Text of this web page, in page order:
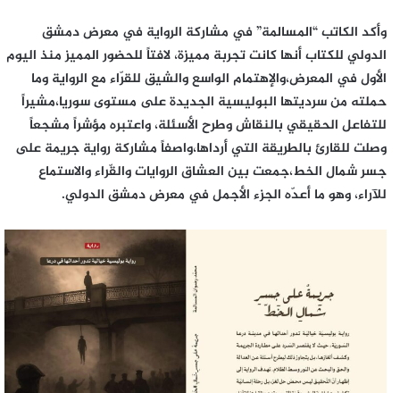
وأكد الكاتب “المسالمة” في مشاركة الرواية في معرض دمشق
الدولي للكتاب أنها كانت تجربة مميزة، لافتاً للحضور المميز منذ اليوم
الأول في المعرض،والإهتمام الواسع والشيق للقرّاء مع الرواية وما
حملته من سرديتها البوليسية الجديدة على مستوى سوريا،مشيراً
للتفاعل الحقيقي بالنقاش وطرح الأسئلة، واعتبره مؤشراً مشجعاً
وصلت للقارئ بالطريقة التي أرداها،واصفاً مشاركة رواية جريمة على
جسر شمال الخط،جمعت بين العشاق الروايات والقّراء والاستماع
للآراء، وهو ما أعدّه الجزء الأجمل في معرض دمشق الدولي.